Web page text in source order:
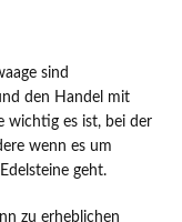
sind
den Handel mit
wichtig es ist, bei der
wenn es um
geht.
zu erheblichen